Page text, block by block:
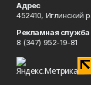
Адрес
452410, Иглинский
Рекламная служба
8 (347) 952-19-81